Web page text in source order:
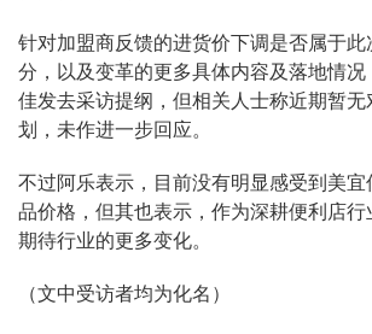
针对加盟商反馈的进货价下调是否属于此
分，以及变革的更多具体内容及落地情况
佳发去采访提纲，但相关人士称近期暂
划，未作进一步回应。
不过阿乐表示，目前没有明显感受到美
品价格，但其也表示，作为深耕便利店行
期待行业的更多变化。
（文中受访者均为化名）